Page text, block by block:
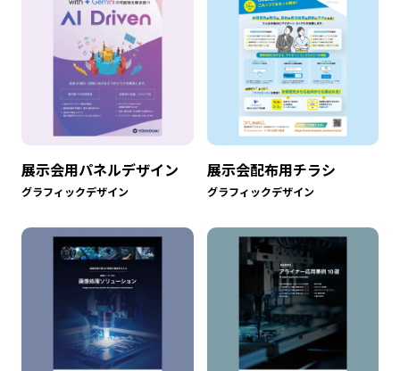
展示会用パネルデザイン
グラフィックデザイン
展示会配布用チラシ
グラフィックデザイン